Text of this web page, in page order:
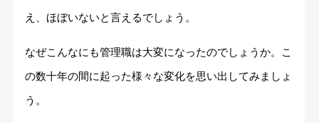
え、ほぼいないと言えるでしょう。
なぜこんなにも管理職は大変になったのでしょうか。こ
の数十年の間に起った様々な変化を思い出してみましょ
う。